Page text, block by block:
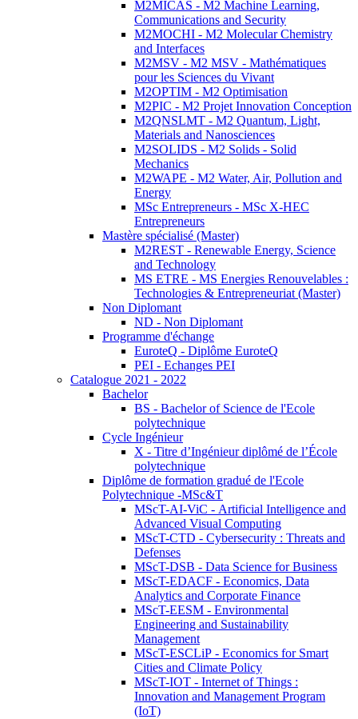
M2MICAS - M2 Machine Learning,
Communications and Security
M2MOCHI - M2 Molecular Chemistry
and Interfaces
M2MSV - M2 MSV - Mathématiques
pour les Sciences du Vivant
M2OPTIM - M2 Optimisation
M2PIC - M2 Projet Innovation Conception
M2QNSLMT - M2 Quantum, Light,
Materials and Nanosciences
M2SOLIDS - M2 Solids - Solid
Mechanics
M2WAPE - M2 Water, Air, Pollution and
Energy
MSc Entrepreneurs - MSc X-HEC
Entrepreneurs
Mastère spécialisé (Master)
M2REST - Renewable Energy, Science
and Technology
MS ETRE - MS Energies Renouvelables :
Technologies & Entrepreneuriat (Master)
Non Diplomant
ND - Non Diplomant
Programme d'échange
EuroteQ - Diplôme EuroteQ
PEI - Echanges PEI
Catalogue 2021 - 2022
Bachelor
BS - Bachelor of Science de l'Ecole
polytechnique
Cycle Ingénieur
X - Titre d’Ingénieur diplômé de l’École
polytechnique
Diplôme de formation gradué de l'Ecole
Polytechnique -MSc&T
MScT-AI-ViC - Artificial Intelligence and
Advanced Visual Computing
MScT-CTD - Cybersecurity : Threats and
Defenses
MScT-DSB - Data Science for Business
MScT-EDACF - Economics, Data
Analytics and Corporate Finance
MScT-EESM - Environmental
Engineering and Sustainability
Management
MScT-ESCLiP - Economics for Smart
Cities and Climate Policy
MScT-IOT - Internet of Things :
Innovation and Management Program
(IoT)